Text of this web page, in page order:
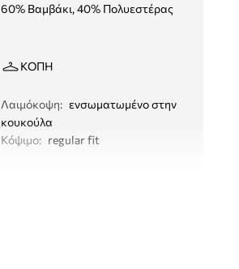
60% Βαμβάκι, 40% Πολυεστέρας
ΚΟΠΉ
Λαιμόκοψη: ενσωματωμένο στην
κουκούλα
Κόψιμο: regular fit